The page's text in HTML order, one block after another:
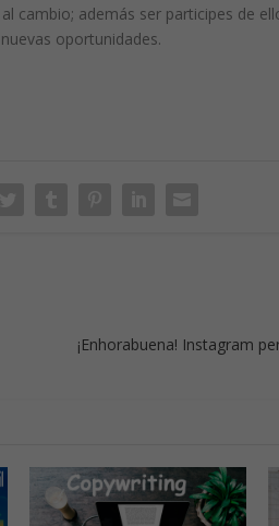
cambio; además ser participes de
oportunidades.
¡Enhorabuena! Instagram